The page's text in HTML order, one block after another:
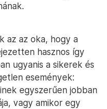
az az oka, hogy a
hasznos így
ugyanis a sikerek és
események:
egyszerűen jobban
vagy amikor egy